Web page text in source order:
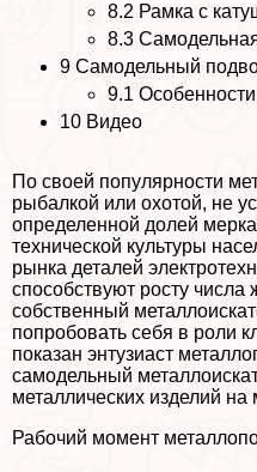
8.2 Рамка с
8.3
9 Самодельный
9.1
10 Видео
По своей популярности
рыбалкой или охотой, не
определенной долей
технической культуры
рынка деталей
способствуют росту числа
собственный
попробовать себя в роли
показан энтузиаст
самодельный
металлических изделий на
Рабочий момент